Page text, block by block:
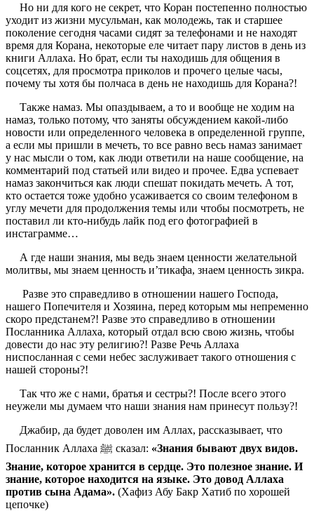
Но ни для кого не секрет, что Коран постепенно полностью
уходит из жизни мусульман, как молодежь, так и старшее
поколение сегодня часами сидят за телефонами и не находят
время для Корана, некоторые еле читает пару листов в день из
книги Аллаха. Но брат, если ты находишь для общения в
соцсетях, для просмотра приколов и прочего целые часы,
почему ты хотя бы полчаса в день не находишь для Корана?!
Также намаз. Мы опаздываем, а то и вообще не ходим на
намаз, только потому, что заняты обсуждением какой-либо
новости или определенного человека в определенной группе,
а если мы пришли в мечеть, то все равно весь намаз занимает
у нас мысли о том, как люди ответили на наше сообщение, на
комментарий под статьей или видео и прочее. Едва успевает
намаз закончиться как люди спешат покидать мечеть. А тот,
кто остается тоже удобно усаживается со своим телефоном в
углу мечети для продолжения темы или чтобы посмотреть, не
поставил ли кто-нибудь лайк под его фотографией в
инстаграмме…
А где наши знания, мы ведь знаем ценности желательной
молитвы, мы знаем ценность и’тикафа, знаем ценность зикра.
Разве это справедливо в отношении нашего Господа,
нашего Попечителя и Хозяина, перед которым мы непременно
скоро предстанем?! Разве это справедливо в отношении
Посланника Аллаха, который отдал всю свою жизнь, чтобы
довести до нас эту религию?! Разве Речь Аллаха
ниспосланная с семи небес заслуживает такого отношения с
нашей стороны?!
Так что же с нами, братья и сестры?! После всего этого
неужели мы думаем что наши знания нам принесут пользу?!
Джабир, да будет доволен им Аллах, рассказывает, что
Посланник Аллаха ﷺ сказал: «Знания бывают двух видов.
Знание, которое хранится в сердце. Это полезное знание. И
знание, которое находится на языке. Это довод Аллаха
против сына Адама». (Хафиз Абу Бакр Хатиб по хорошей
цепочке)